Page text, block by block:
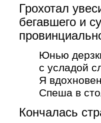
Грохотал
бегавшего и
Юнью
с усладой
Я
Спеша в
Кончалась